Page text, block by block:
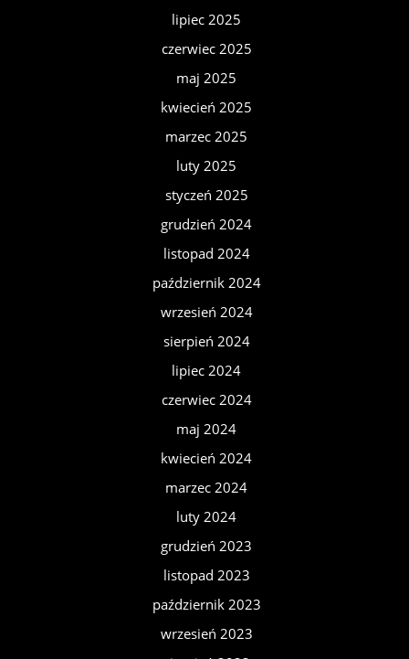
lipiec 2025
czerwiec 2025
maj 2025
kwiecień 2025
marzec 2025
luty 2025
styczeń 2025
grudzień 2024
listopad 2024
październik 2024
wrzesień 2024
sierpień 2024
lipiec 2024
czerwiec 2024
maj 2024
kwiecień 2024
marzec 2024
luty 2024
grudzień 2023
listopad 2023
październik 2023
wrzesień 2023